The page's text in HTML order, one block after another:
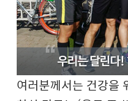
여러분께서는 건강을